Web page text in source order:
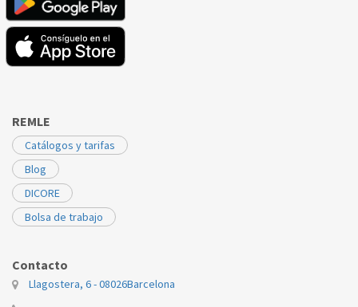
REMLE
Catálogos y tarifas
Blog
DICORE
Bolsa de trabajo
Contacto
Llagostera, 6 - 08026Barcelona